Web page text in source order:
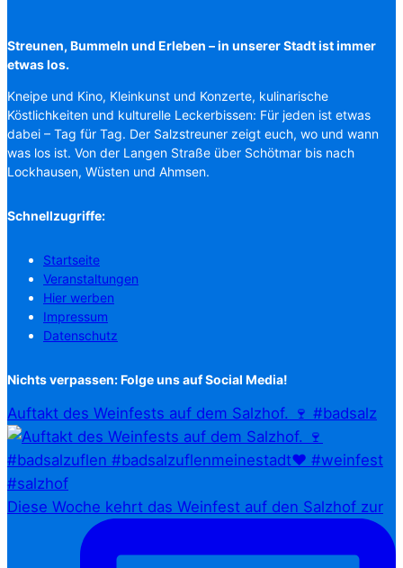
Streunen, Bummeln und Erleben – in unserer Stadt ist immer
etwas los.
Kneipe und Kino, Kleinkunst und Konzerte, kulinarische
Köstlichkeiten und kulturelle Leckerbissen: Für jeden ist etwas
dabei – Tag für Tag. Der Salzstreuner zeigt euch, wo und wann
was los ist. Von der Langen Straße über Schötmar bis nach
Lockhausen, Wüsten und Ahmsen.
Schnellzugriffe:
Startseite
Veranstaltungen
Hier werben
Impressum
Datenschutz
Nichts verpassen: Folge uns auf Social Media!
Auftakt des Weinfests auf dem Salzhof. 🍷 #badsalz
Diese Woche kehrt das Weinfest auf den Salzhof zur